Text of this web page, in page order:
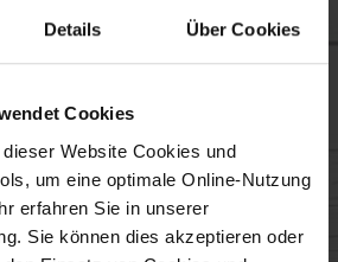
Details Über Cookies
Cookies
Website Cookies und
um eine optimale Online-Nutzung
erfahren Sie in unserer
Sie können dies akzeptieren oder
Kuchen Backen
Fruchtig,herzhaft